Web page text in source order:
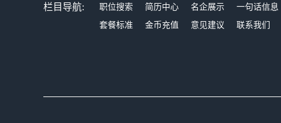
栏目导航: 职位搜索 简历中心 名企展示 一句话信息
套餐标准
金币充值 意见建议 联系我们